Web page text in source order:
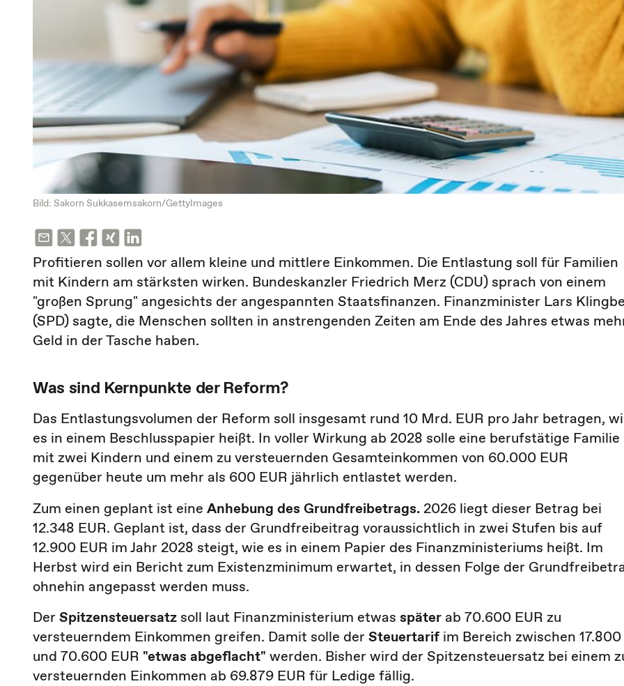
Bild: Sakorn Sukkasemsakorn/GettyImages
Profitieren sollen vor allem kleine und mittlere Einkommen. Die Entlastung soll für Familien
mit Kindern am stärksten wirken. Bundeskanzler Friedrich Merz (CDU) sprach von einem
"großen Sprung" angesichts der angespannten Staatsfinanzen. Finanzminister Lars
(SPD) sagte, die Menschen sollten in anstrengenden Zeiten am Ende des Jahres etwas
Geld in der Tasche haben.
Was sind Kernpunkte der Reform?
Das Entlastungsvolumen der Reform soll insgesamt rund 10 Mrd. EUR pro Jahr betragen,
es in einem Beschlusspapier heißt. In voller Wirkung ab 2028 solle eine berufstätige Familie
mit zwei Kindern und einem zu versteuernden Gesamteinkommen von 60.000 EUR
gegenüber heute um mehr als 600 EUR jährlich entlastet werden.
Zum einen geplant ist eine Anhebung des Grundfreibetrags. 2026 liegt dieser Betrag bei
12.348 EUR. Geplant ist, dass der Grundfreibeitrag voraussichtlich in zwei Stufen bis auf
12.900 EUR im Jahr 2028 steigt, wie es in einem Papier des Finanzministeriums heißt. Im
Herbst wird ein Bericht zum Existenzminimum erwartet, in dessen Folge der
ohnehin angepasst werden muss.
Der Spitzensteuersatzsoll laut Finanzministerium etwas später ab 70.600 EUR zu
versteuerndem Einkommen greifen. Damit solle der Steuertarif im Bereich zwischen 17.800
und 70.600 EUR "etwas abgeflacht" werden. Bisher wird der Spitzensteuersatz bei einem
versteuernden Einkommen ab 69.879 EUR für Ledige fällig.